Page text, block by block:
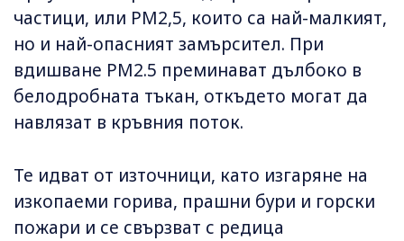
частици, или PM2,5, които са най-малкият,
но и най-опасният замърсител. При
вдишване PM2.5 преминават дълбоко в
белодробната тъкан, откъдето могат да
навлязат в кръвния поток.
Те идват от източници, като изгаряне на
изкопаеми горива, прашни бури и горски
пожари и се свързват с редица